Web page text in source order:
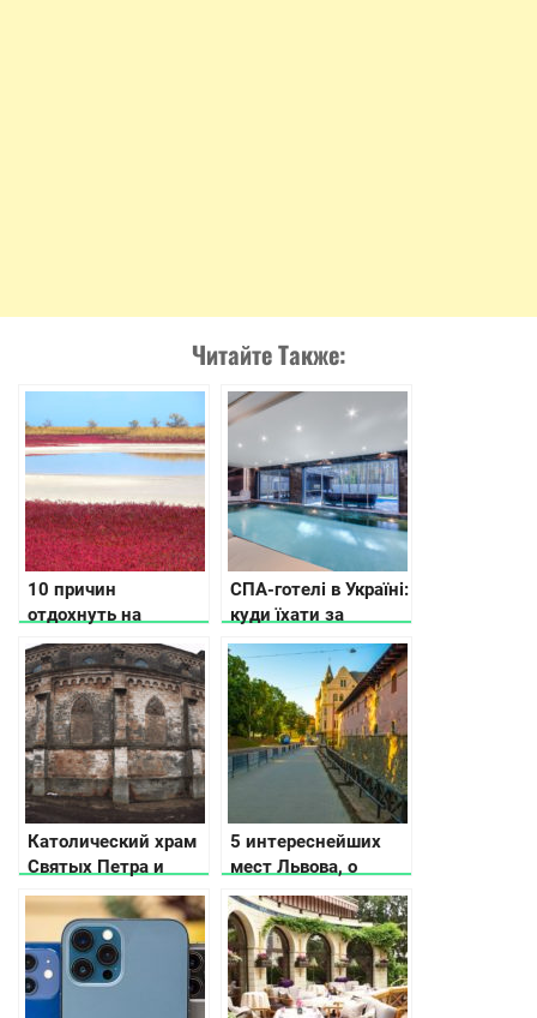
Читайте Также:
10 причин
отдохнуть на
Кинбурнской косе
этим летом
СПА-готелі в Україні:
куди їхати за
релаксом
Католический храм
Святых Петра и
Павла в
Николаевской
области
5 интереснейших
мест Львова, о
которых не
расскажут
путеводители